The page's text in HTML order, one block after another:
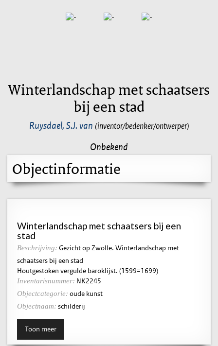
Winterlandschap met schaatsers
bij een stad
Ruysdael, S.J. van (inventor/bedenker/ontwerper)
Onbekend
Objectinformatie
Winterlandschap met schaatsers bij een
stad
Beschrijving: Gezicht op Zwolle. Winterlandschap met
schaatsers bij een stad
Houtgestoken vergulde baroklijst. (1599=1699)
Inventarisnummer: NK2245
Objectcategorie: oude kunst
Objectnaam: schilderij
Toon meer